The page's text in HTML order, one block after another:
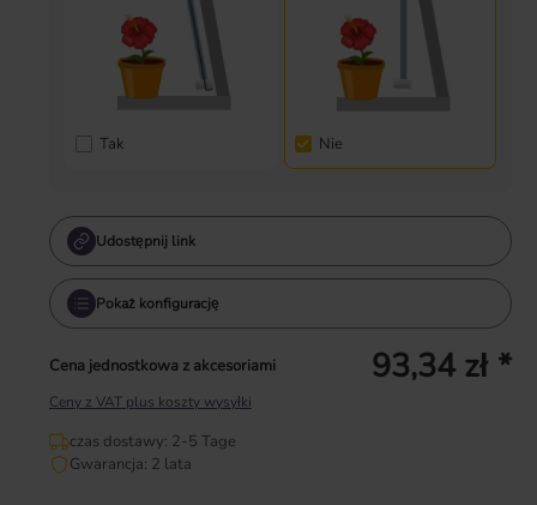
Tak Nie
Udostępnij link
Pokaż konfigurację
Cena jednostkowa z akcesoriami 93,34 zł *
Ceny z VAT plus koszty wysyłki
czas dostawy: 2-5 Tage
Gwarancja: 2 lata